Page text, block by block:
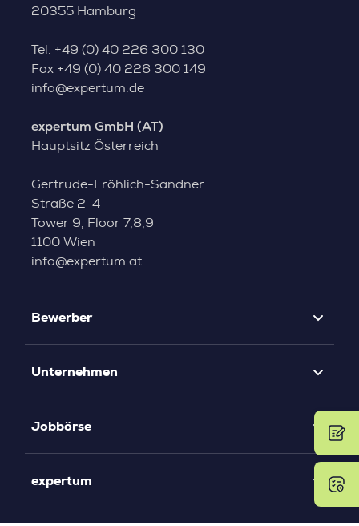
20355 Hamburg
Tel. +49 (0) 40 226 300 130
Fax +49 (0) 40 226 300 149
info@expertum.de
expertum GmbH (AT)
Hauptsitz Österreich
Gertrude-Fröhlich-Sandner
Straße 2-4
Tower 9, Floor 7,8,9
1100 Wien
info@expertum.at
Bewerber
Unternehmen
Jobbörse
expertum